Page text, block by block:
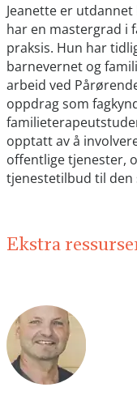
Jeanette er
har en mastergrad i
praksis. Hun har
barnevernet og
arbeid ved
oppdrag som
opptatt av å
offentlige tjenester,
tjenestetilbud til den
Ekstra